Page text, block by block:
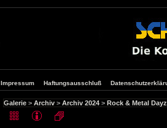
Impressum Haftungsausschluß
Galerie > Archiv > Archiv 2024 > Rock & Metal